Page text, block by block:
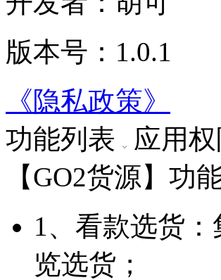
版本号：1.0.1
《隐私政策》
功能列表
应用权
【GO2货源】功
1、看款选货
览选货；